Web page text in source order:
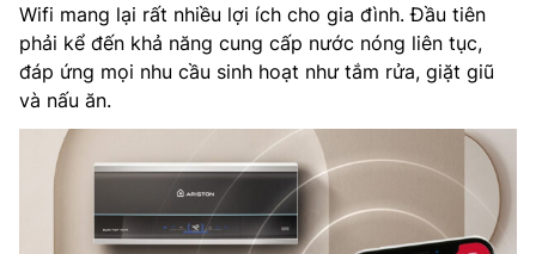
Wifi mang lại rất nhiều lợi ích cho gia đình. Đầu tiên
phải kể đến khả năng cung cấp nước nóng liên tục,
đáp ứng mọi nhu cầu sinh hoạt như tắm rửa, giặt giũ
và nấu ăn.